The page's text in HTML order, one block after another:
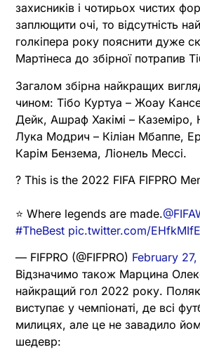
захисників і чотирьох чистих
заплющити очі, то відсутність
голкіпера року пояснити дуже
Мартінеса до збірної потрапив
Загалом збірна найкращих
чином: Тібо Куртуа – Жоау
Дейк, Ашраф Хакімі – Каземіро,
Лука Модрич – Кіліан Мбаппе,
Карім Бензема, Ліонель Мессі.
?️ This is the 2022 FIFA FIFPRO
⭐️ Where legends are made.
#TheBest pic.twitter.com/
— FIFPRO (@FIFPRO) February
Відзначимо також Марцина
найкращий гол 2022 року. Поляк
виступає у чемпіонаті, де всі
милицях, але це не завадило
шедевр: